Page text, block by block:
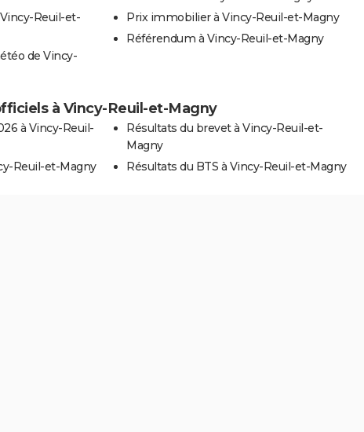
Reuil-et-
de Vincy-
Prix immobilier à Vincy-Reuil-et-Magny
Référendum à Vincy-Reuil-et-Magny
à Vincy-Reuil-et-Magny
à Vincy-Reuil-
Reuil-et-Magny
Résultats du brevet à Vincy-Reuil-et-
Magny
Résultats du BTS à Vincy-Reuil-et-Magny